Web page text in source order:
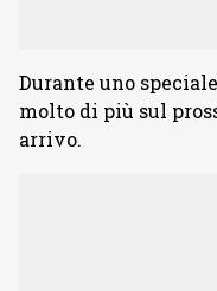
Durante uno
molto di più sul
arrivo.